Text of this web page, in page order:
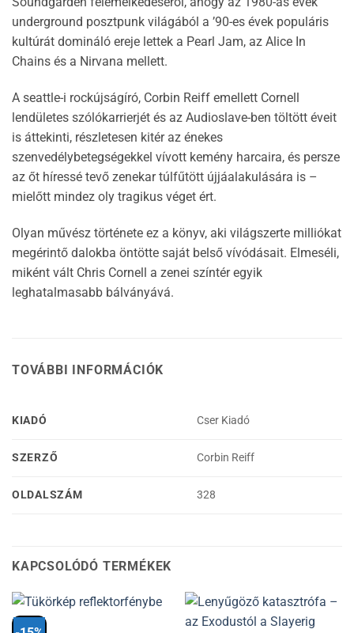
underground posztpunk világából a ’90-es évek populáris
kultúrát domináló ereje lettek a Pearl Jam, az Alice In
Chains és a Nirvana mellett.
A seattle-i rockújságíró, Corbin Reiff emellett Cornell
lendületes szólókarrierjét és az Audioslave-ben töltött éveit
is áttekinti, részletesen kitér az énekes
szenvedélybetegségekkel vívott kemény harcaira, és persze
az őt híressé tevő zenekar túlfűtött újjáalakulására is –
mielőtt mindez oly tragikus véget ért.
Olyan művész története ez a könyv, aki világszerte milliókat
megérintő dalokba öntötte saját belső vívódásait. Elmeséli,
miként vált Chris Cornell a zenei színtér egyik
leghatalmasabb bálványává.
TOVÁBBI INFORMÁCIÓK
KIADÓ Cser Kiadó
SZERZŐ Corbin Reiff
OLDALSZÁM 328
KAPCSOLÓDÓ TERMÉKEK